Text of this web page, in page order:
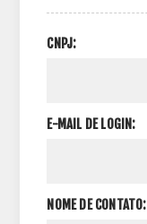
CNPJ:
E-MAIL DE LOGIN:
NOME DE CONTATO: